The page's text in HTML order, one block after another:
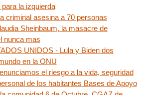
la izquierda
criminal asesina a 70 personas
Sheinbaum, la masacre de
nunca mas
UNIDOS - Lula y Biden dos
en la ONU
el riesgo a la vida, seguridad
de los habitantes Bases de Apoyo